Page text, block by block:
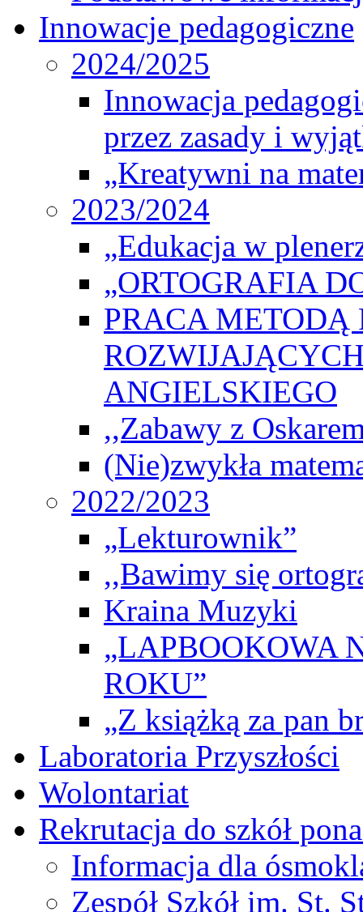
Innowacje pedagogiczne
2024/2025
Innowacja
przez zasady i
„Kreatywni na
2023/2024
„Edukacja w
„ORTOGRAFIA
PRACA METODĄ
ANGIELSKIEGO
,,Zabawy z
(Nie)zwykła
2022/2023
„Lekturownik”
,,Bawimy się
Kraina Muzyki
„LAPBOOKOWA
ROKU”
„Z książką za pan
Laboratoria Przyszłości
Wolontariat
Rekrutacja do szkół
Informacja dla
Zespół Szkół im. St.